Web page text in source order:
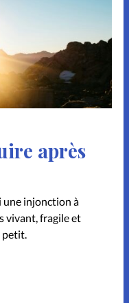
People
après
une injonction à
vivant, fragile et